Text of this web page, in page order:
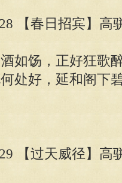
【春日招宾】高
如饧，正好狂歌
处好，延和阁下
【过天威径】高